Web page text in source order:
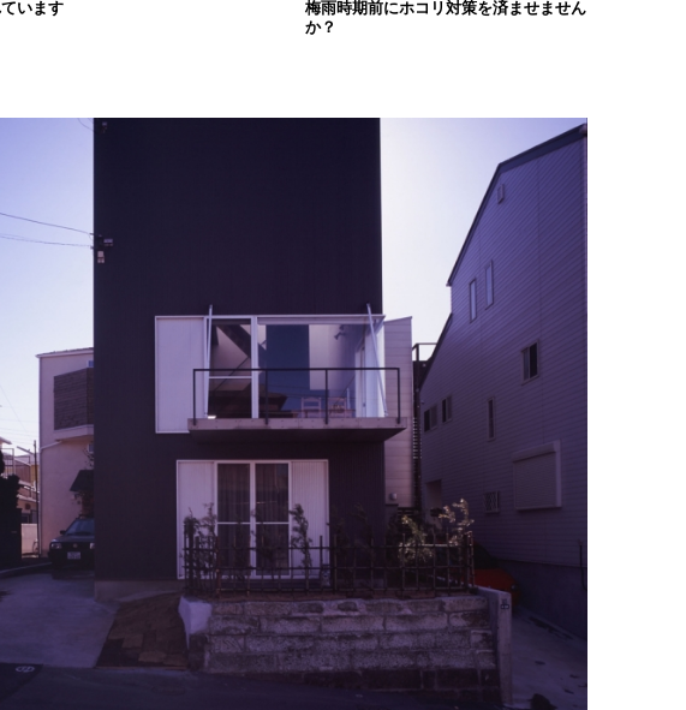
います
梅雨時期前にホコリ対策を済ませません
か？